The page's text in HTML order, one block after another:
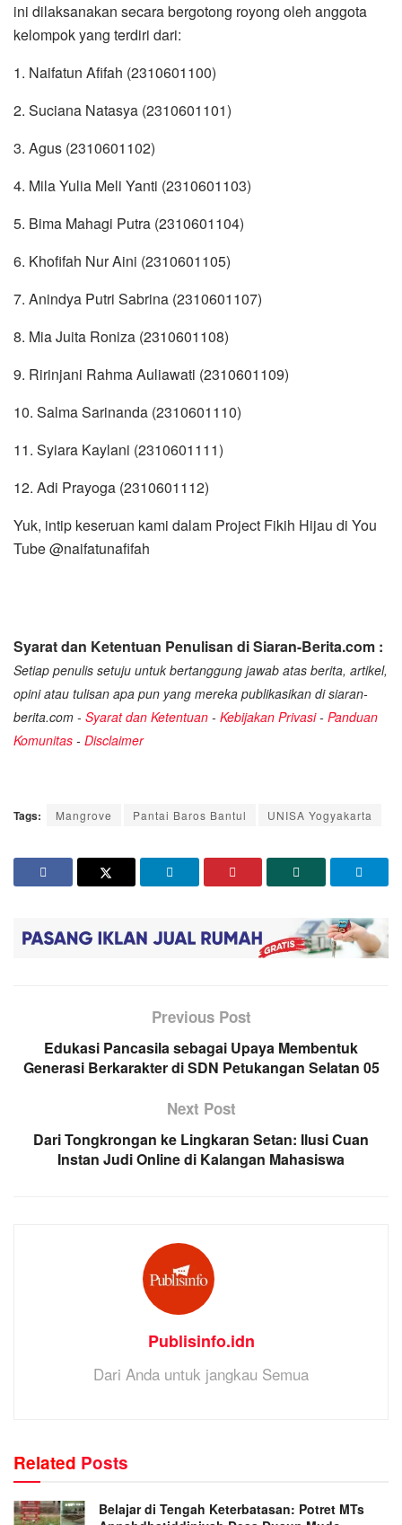
ini dilaksanakan secara bergotong royong oleh anggota
kelompok yang terdiri dari:
1. Naifatun Afifah (2310601100)
2. Suciana Natasya (2310601101)
3. Agus (2310601102)
4. Mila Yulia Meli Yanti (2310601103)
5. Bima Mahagi Putra (2310601104)
6. Khofifah Nur Aini (2310601105)
7. Anindya Putri Sabrina (2310601107)
8. Mia Juita Roniza (2310601108)
9. Ririnjani Rahma Auliawati (2310601109)
10. Salma Sarinanda (2310601110)
11. Syiara Kaylani (2310601111)
12. Adi Prayoga (2310601112)
Yuk, intip keseruan kami dalam Project Fikih Hijau di You
Tube @naifatunafifah
Syarat dan Ketentuan Penulisan di Siaran-Berita.com :
Setiap penulis setuju untuk bertanggung jawab atas berita, artikel,
opini atau tulisan apa pun yang mereka publikasikan di siaran-
berita.com - Syarat dan Ketentuan - Kebijakan Privasi- Panduan
Komunitas - Disclaimer
Tags: Mangrove Pantai Baros Bantul UNISA Yogyakarta
Previous Post
Edukasi Pancasila sebagai Upaya Membentuk
Generasi Berkarakter di SDN Petukangan Selatan 05
Next Post
Dari Tongkrongan ke Lingkaran Setan: Ilusi Cuan
Instan Judi Online di Kalangan Mahasiswa
Publisinfo.idn
Dari Anda untuk jangkau Semua
Related Posts
Belajar di Tengah Keterbatasan: Potret MTs